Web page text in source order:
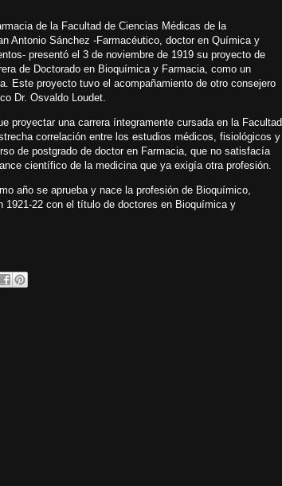
de la Facultad de Ciencias Médicas de la
Antonio Sánchez -Farmacéutico, doctor en Química y
presentó el 3 de noviembre de 1919 su proyecto de
de Doctorado en Bioquímica y Farmacia, como un
Este proyecto tuvo el acompañamiento de otro consejero
Dr. Osvaldo Loudet.
proyectar una carrera íntegramente cursada en la Facultad
correlación entre los estudios médicos, fisiológicos y
de postgrado de doctor en Farmacia, que no satisfacía
científico de la medicina que ya exigía otra profesión.
año se aprueba y nace la profesión de Bioquímico,
1921-22 con el título de doctores en Bioquímica y